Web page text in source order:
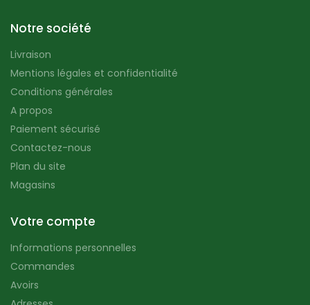
Notre société
Livraison
Mentions légales et confidentialité
Conditions générales
A propos
Paiement sécurisé
Contactez-nous
Plan du site
Magasins
Votre compte
Informations personnelles
Commandes
Avoirs